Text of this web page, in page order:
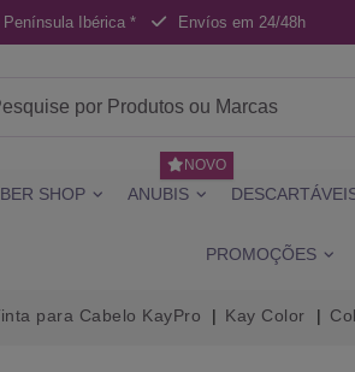
Ibérica * Envíos em 24/48h
SHOP ANUBIS
NOVO
PROMOÇÕES
para Cabelo KayPro Kay Color